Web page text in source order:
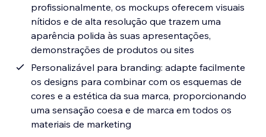
profissionalmente, os mockups oferecem visuais
nítidos e de alta resolução que trazem uma
aparência polida às suas apresentações,
demonstrações de produtos ou sites
Personalizável para branding: adapte facilmente
os designs para combinar com os esquemas de
cores e a estética da sua marca, proporcionando
uma sensação coesa e de marca em todos os
materiais de marketing